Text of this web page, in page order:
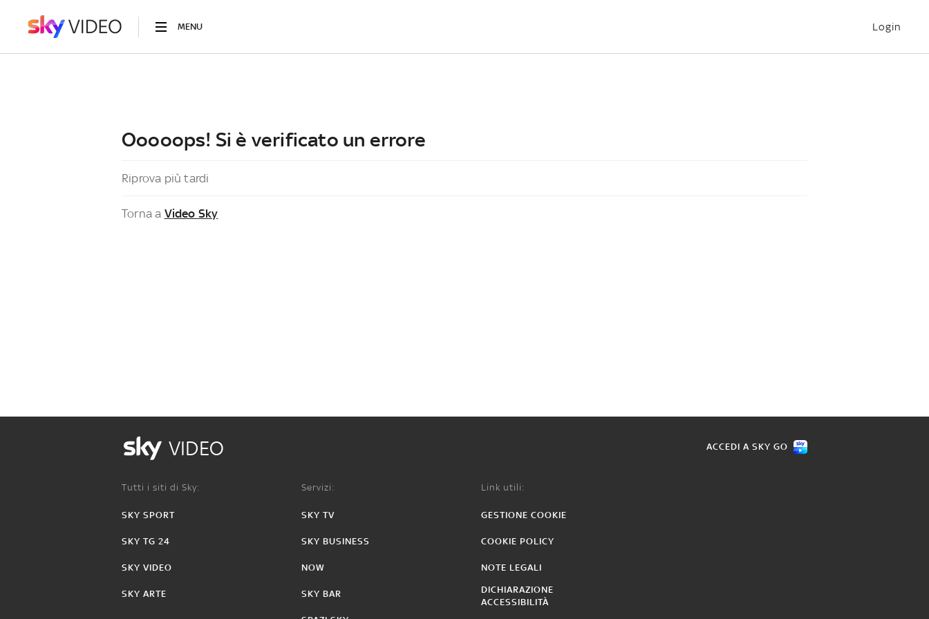
MENU Login
Ooooops! Si è verificato un errore
Riprova più tardi
Torna a Video Sky
VIDEO ACCEDI A SKY GO
Tutti i siti di Sky:
SKY SPORT
SKY TG 24
SKY VIDEO
SKY ARTE
Servizi:
SKY TV
SKY BUSINESS
NOW
SKY BAR
Link utili:
GESTIONE COOKIE
COOKIE POLICY
NOTE LEGALI
DICHIARAZIONE
ACCESSIBILITÀ